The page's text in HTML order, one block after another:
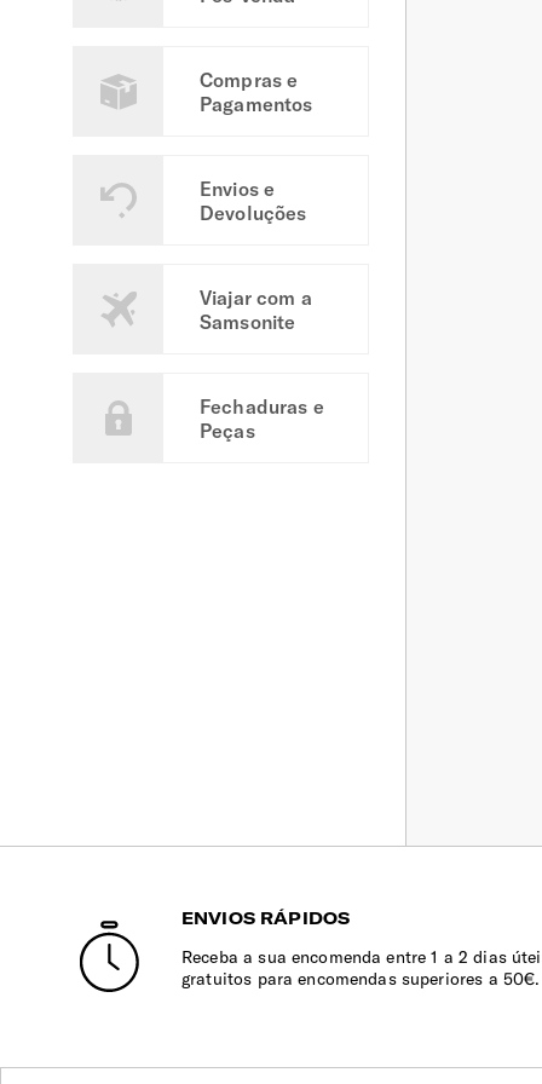
Compras e
Pagamentos
Envios e
Devoluções
Viajar com a
Samsonite
Fechaduras e
Peças
ENVIOS RÁPIDOS
Receba a sua encomenda entre 1 a 2 dias
gratuitos para encomendas superiores a 50€.